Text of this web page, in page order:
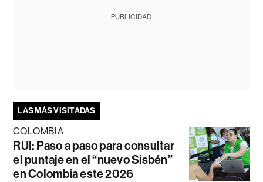
PUBLICIDAD
LAS MÁS VISITADAS
COLOMBIA
RUI: Paso a paso para consultar
el puntaje en el “nuevo Sisbén”
en Colombia este 2026